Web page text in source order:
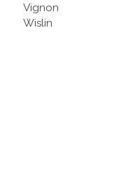
Vignon
Wislin